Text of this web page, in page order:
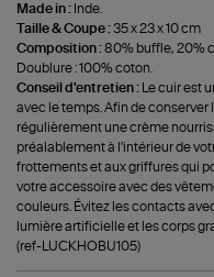
Made in : Inde.
Taille & Coupe :35 x 23 x 10 cm
Composition :80% buffle, 20%
Doublure : 100% coton.
Conseil d'entretien :
Le cuir est
avec le temps. Afin de
régulièrement une crème
préalablement à l'intérieur de
frottements et aux griffures qui
votre accessoire avec des
couleurs. Évitez les contacts
lumière artificielle et les corps
(ref-LUCKHOBU105)